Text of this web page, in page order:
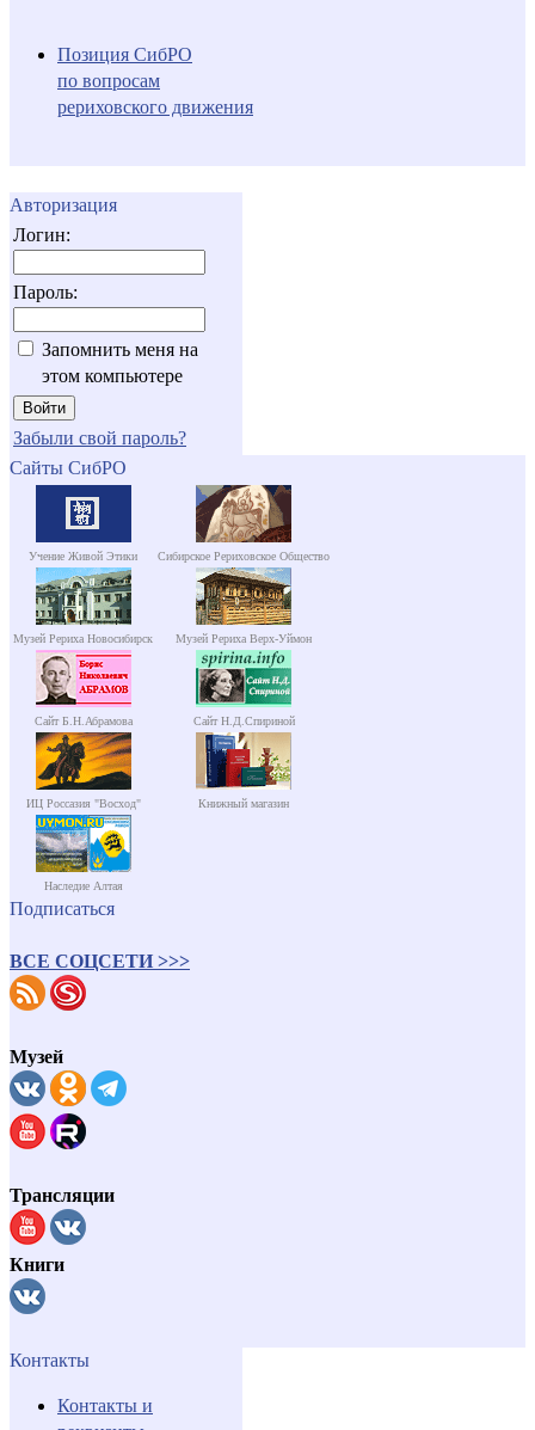
Позиция СибРО
по вопросам
рериховского движения
Авторизация
Логин:
Пароль:
Запомнить меня на
этом компьютере
Забыли свой пароль?
Сайты СибРО
Учение Живой Этики Сибирское Рериховское Общество
Музей Рериха Новосибирск Музей Рериха Верх-Уймон
Сайт Б.Н.Абрамова Сайт Н.Д.Спириной
ИЦ Россазия "Восход" Книжный магазин
Наследие Алтая
Подписаться
ВСЕ СОЦСЕТИ >>>
Музей
Трансляции
Книги
Контакты
Контакты и